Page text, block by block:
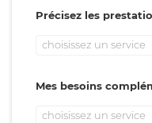
Précisez les
choisissez un service
Mes besoins
choisissez un service